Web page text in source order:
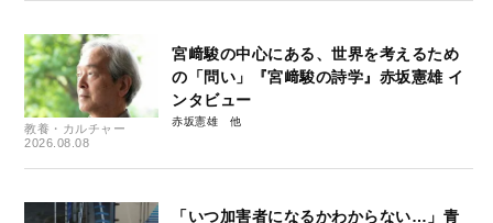
教養・カルチャー
2026.08.08
宮﨑駿の中心にある、世界を考えるため
の「問い」『宮﨑駿の詩学』赤坂憲雄 イ
ンタビュー
赤坂憲雄
「いつ加害者になるかわからない…」青